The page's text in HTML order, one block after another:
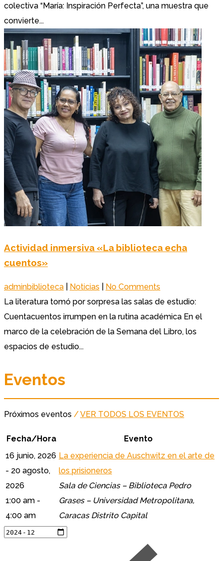
colectiva “María: Inspiración Perfecta”, una muestra que
convierte...
Actividad inmersiva «La biblioteca echa
cuentos»
adminbiblioteca Noticias
No Comments
La literatura tomó por sorpresa las salas de estudio:
Cuentacuentos irrumpen en la rutina académica En el
marco de la celebración de la Semana del Libro, los
espacios de estudio...
Eventos
Próximos eventos /VER TODOS LOS EVENTOS
Fecha/Hora
Evento
16 junio, 2026
- 20 agosto,
2026
1:00 am -
4:00 am
La experiencia de Auschwitz en el arte de
los prisioneros
Sala de Ciencias – Biblioteca Pedro
Grases – Universidad Metropolitana,
Caracas Distrito Capital